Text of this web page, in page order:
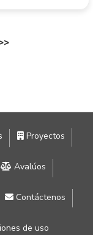
Proyectos
Avalúos
Contáctenos
de uso